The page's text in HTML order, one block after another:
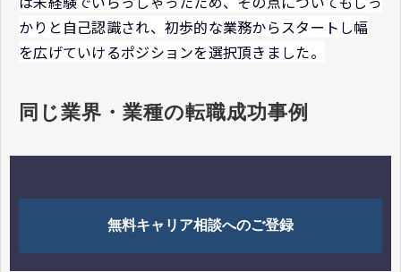
かりと自己認識され、初歩的な業務からスタートし幅
を広げていけるポジションを選択頂きました。
同じ業界・業種の転職成功事例
無料キャリア相談へのご登録